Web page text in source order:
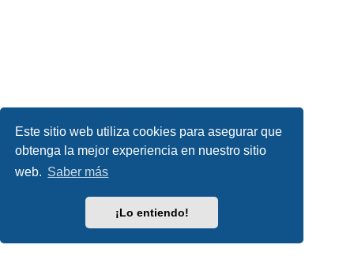
Este sitio web utiliza cookies para asegurar que
obtenga la mejor experiencia en nuestro sitio
web. Saber más
¡Lo entiendo!